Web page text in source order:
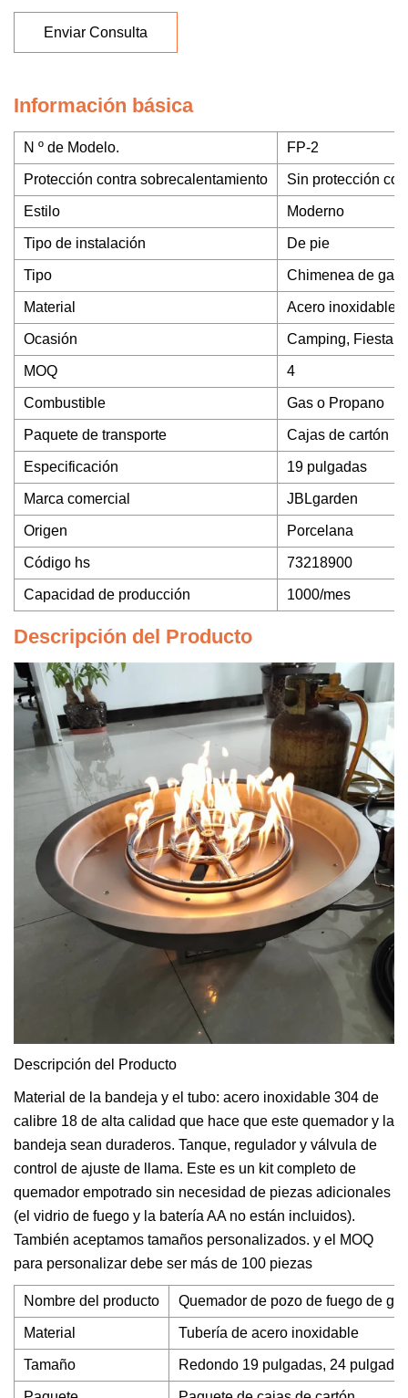
Enviar Consulta
Información básica
N º de Modelo. FP-2
Protección contra sobrecalentamiento Sin protección
Estilo Moderno
Tipo de instalación De pie
Tipo Chimenea de gas
Material Acero inoxidable
Ocasión Camping, Fiesta,
MOQ 4
Combustible Gas o Propano
Paquete de transporte Cajas de cartón
Especificación 19 pulgadas
Marca comercial JBLgarden
Origen Porcelana
Código hs 73218900
Capacidad de producción 1000/mes
Descripción del Producto
Descripción del Producto
Material de la bandeja y el tubo: acero inoxidable 304 de
calibre 18 de alta calidad que hace que este quemador y la
bandeja sean duraderos. Tanque, regulador y válvula de
control de ajuste de llama. Este es un kit completo de
quemador empotrado sin necesidad de piezas adicionales
(el vidrio de fuego y la batería AA no están incluidos).
También aceptamos tamaños personalizados. y el MOQ
para personalizar debe ser más de 100 piezas
Nombre del producto Quemador de pozo de fuego de
Material Tubería de acero inoxidable
Tamaño Redondo 19 pulgadas, 24